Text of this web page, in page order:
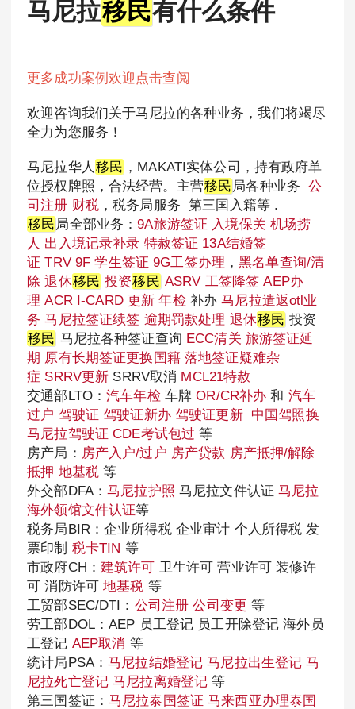
马尼拉移民有什么条件
更多成功案例欢迎点击查阅
欢迎咨询我们关于马尼拉的各种业务，我们将竭尽
全力为您服务！
马尼拉华人 移民 ，MAKATI实体公司，持有政府单
位授权牌照，合法经营。主营移民 局各种业务公
司注册 财税，税务局服务 第三国入籍等 .
移民 局全部业务：9A旅游签证 入境保关 机场捞
人 出入境记录补录 特赦签证 13A结婚签
证 TRV 9F 学生签证 9G工签办理 ，黑名单查询/清
除 退休移民 投资移民 ASRV 工签降签 AEP办
理 ACR I-CARD 更新 年检 补办马尼拉遣返otl业
务 马尼拉签证续签 逾期罚款处理 退休移民 投资
移民 马尼拉各种签证查询 ECC清关 旅游签证延
期 原有长期签证更换国籍 落地签证疑难杂
症 SRRV更新 SRRV取消 MCL21特赦
交通部LTO：汽车年检 车牌OR/CR补办 和 汽车
过户 驾驶证 驾驶证新办 驾驶证更新
中国驾照换
马尼拉驾驶证 CDE考试包过 等
房产局： 房产入户/过户 房产贷款 房产抵押/解除
抵押 地基税等
外交部DFA：马尼拉护照 马尼拉文件认证马尼拉
海外领馆文件认证等
税务局BIR：企业所得税 企业审计 个人所得税 发
票印制 税卡TIN 等
市政府CH： 建筑许可 卫生许可 营业许可 装修许
可 消防许可地基税 等
工贸部SEC/DTI： 公司注册 公司变更 等
劳工部DOL：AEP 员工登记 员工开除登记 海外员
工登记 AEP取消 等
统计局PSA：马尼拉结婚登记 马尼拉出生登记 马
尼拉死亡登记 马尼拉离婚登记 等
第三国签证： 马尼拉泰国签证 马来西亚办理泰国